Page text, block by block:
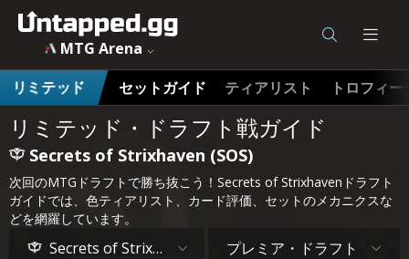
MTG Arena
リミテッド
セットガイド ティアリスト トロフィ
リミテッド・ドラフト戦ガイド
Secrets of Strixhaven (SOS)
次回のMTGドラフトで勝ち抜こう！Secrets of Strixhavenドラフト
ガイドでは、色ティアリスト、カード評価、セットのメカニクスな
どを網羅しています。
Secrets of Strixhaven プレミア・ドラフト
MTG Secrets of Strixhaven (SOS) ドラフト戦ガイドとアー